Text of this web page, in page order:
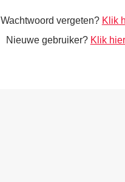
Wachtwoord vergeten? Klik
Nieuwe gebruiker? Klik